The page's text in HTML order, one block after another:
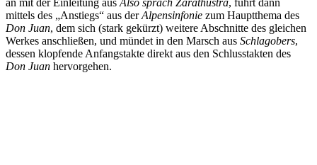
mittels des „Anstiegs“ aus derAlpensinfonie zum Hauptthema des
Don Juan, dem sich (stark gekürzt) weitere Abschnitte des gleichen
Werkes anschließen, und mündet in den Marsch aus Schlagobers,
dessen klopfende Anfangstakte direkt aus den Schlusstakten des
Don Juan hervorgehen.